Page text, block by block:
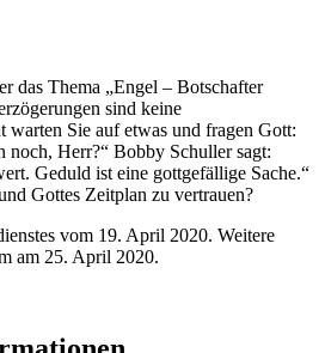
das Thema „Engel – Botschafter
sind keine
Sie auf etwas und fragen Gott:
noch, Herr?“ Bobby Schuller sagt:
Geduld ist eine gottgefällige Sache.“
Gottes Zeitplan zu vertrauen?
vom 19. April 2020. Weitere
am 25. April 2020.